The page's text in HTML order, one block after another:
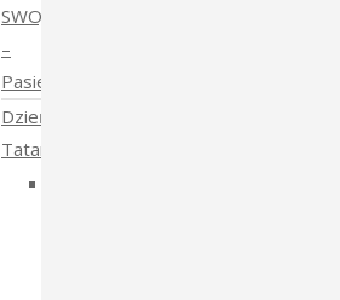
SWOJE
–
Pasieki
Dzień
Tatarski